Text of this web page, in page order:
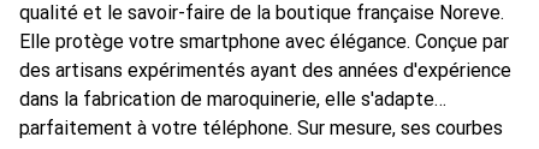
qualité et le savoir-faire de la boutique française Noreve.
Elle protège votre smartphone avec élégance. Conçue par
des artisans expérimentés ayant des années d'expérience
dans la fabrication de maroquinerie, elle s'adapte
parfaitement à votre téléphone. Sur mesure, ses courbes